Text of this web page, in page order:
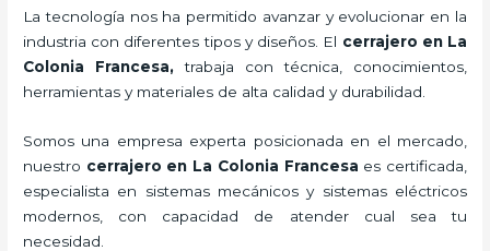
La tecnología nos ha permitido avanzar y evolucionar en la
industria con diferentes tipos y diseños. El cerrajero en La
Colonia Francesa,trabaja con técnica, conocimientos,
herramientas y materiales de alta calidad y durabilidad.
Somos una empresa experta posicionada en el mercado,
nuestro cerrajero en La Colonia Francesa es certificada,
especialista en sistemas mecánicos y sistemas eléctricos
modernos, con capacidad de atender cual sea tu
necesidad.